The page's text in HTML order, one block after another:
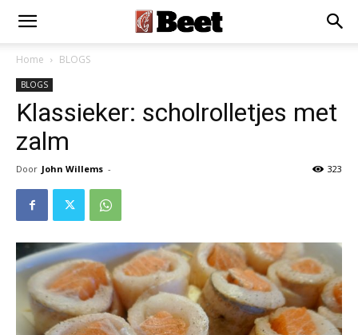
Home BLOGS
BLOGS
Klassieker: scholrolletjes met
zalm
Door John Willems - 323